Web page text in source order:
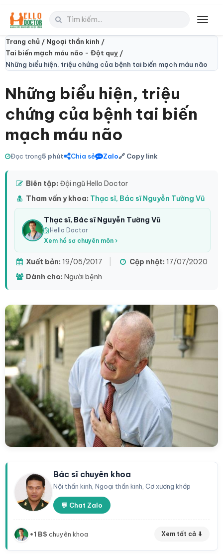
Trang chủ / Ngoại thần kinh /
Tai biến mạch máu não - Đột quỵ /
Những biểu hiện, triệu chứng của bệnh tai biến mạch máu não
Những biểu hiện, triệu
chứng của bệnh tai biến
mạch máu não
Đọc trong5 phút Chia sẻ Zalo🔗 Copy link
Biên tập: Đội ngũ Hello Doctor
Tham vấn y khoa: Thạc sĩ, Bác sĩ Nguyễn Tường Vũ
Thạc sĩ, Bác sĩ Nguyễn Tường Vũ
Hello Doctor
Xem hồ sơ chuyên môn ›
Xuất bản: 19/05/2017 Cập nhật: 17/07/2020
Dành cho: Người bệnh
Bác sĩ chuyên khoa
Nội thần kinh, Ngoại thần kinh, Cơ xương khớp
💬 Chat Zalo
+1 BS chuyên khoa Xem tất cả ⬇